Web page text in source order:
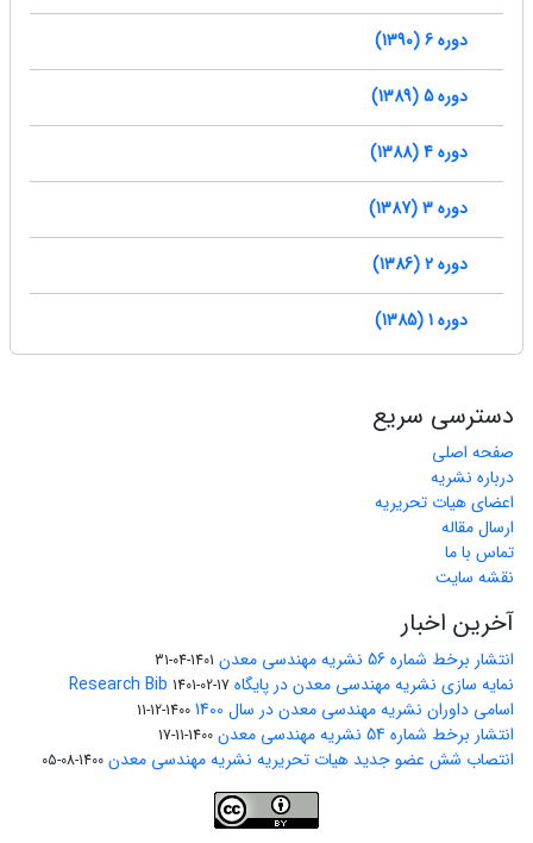
دوره 6 (1390)
دوره 5 (1389)
دوره 4 (1388)
دوره 3 (1387)
دوره 2 (1386)
دوره 1 (1385)
دسترسی سریع
صفحه اصلی
درباره نشریه
اعضای هیات تحریریه
ارسال مقاله
تماس با ما
نقشه سایت
آخرین اخبار
انتشار برخط شماره 56 نشریه مهندسی معدن 1401-04-31
نمایه سازی نشریه مهندسی معدن در پایگاه Research Bib 1401-02-17
اسامی داوران نشریه مهندسی معدن در سال 1400 1400-12-11
انتشار برخط شماره 54 نشریه مهندسی معدن 1400-11-17
انتصاب شش عضو جدید هیات تحریریه نشریه مهندسی معدن 1400-08-05